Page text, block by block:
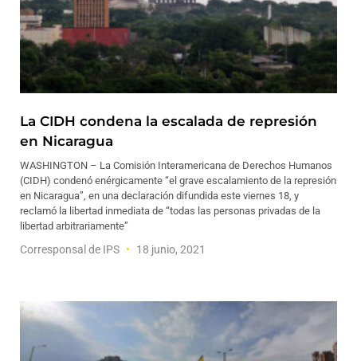
La CIDH condena la escalada de represión
en Nicaragua
WASHINGTON – La Comisión Interamericana de Derechos Humanos
(CIDH) condenó enérgicamente “el grave escalamiento de la represión
en Nicaragua”, en una declaración difundida este viernes 18, y
reclamó la libertad inmediata de “todas las personas privadas de la
libertad arbitrariamente”
Corresponsal de IPS 18 junio, 2021